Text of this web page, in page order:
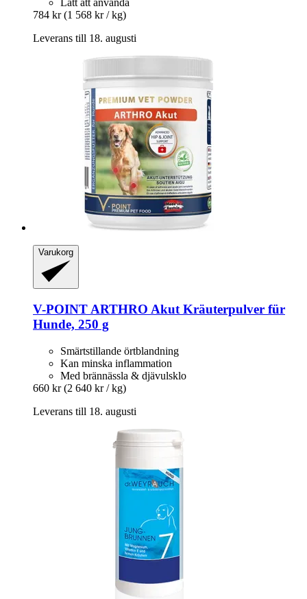
Lätt att använda
784 kr (1 568 kr / kg)
Leverans till 18. augusti
Varukorg
V-POINT ARTHRO Akut Kräuterpulver für
Hunde, 250 g
Smärtstillande örtblandning
Kan minska inflammation
Med brännässla & djävulsklo
660 kr (2 640 kr / kg)
Leverans till 18. augusti